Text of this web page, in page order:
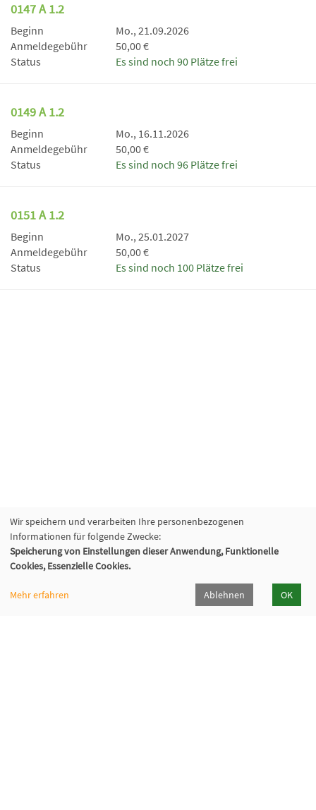
0147 A 1.2
Beginn
Mo., 21.09.2026
Anmeldegebühr
50,00 €
Status
Es sind noch 90 Plätze frei
0149 A 1.2
Beginn
Mo., 16.11.2026
Anmeldegebühr
50,00 €
Status
Es sind noch 96 Plätze frei
0151 A 1.2
Beginn
Mo., 25.01.2027
Anmeldegebühr
50,00 €
Status
Es sind noch 100 Plätze frei
Wir speichern und verarbeiten Ihre personenbezogenen
Informationen für folgende Zwecke:
Speicherung von Einstellungen dieser Anwendung, Funktionelle
Cookies, Essenzielle Cookies.
Mehr erfahren Ablehnen OK